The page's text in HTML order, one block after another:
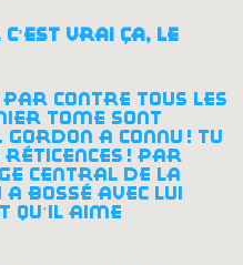
vrai ça, le
par contre tous les
tome sont
gordon a connu ! tu
! par
central de la
a bossé avec lui
qu’il aime